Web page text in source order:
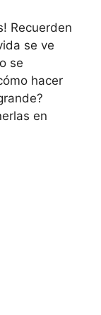
Recuerden
se ve
se
‍hacer
en